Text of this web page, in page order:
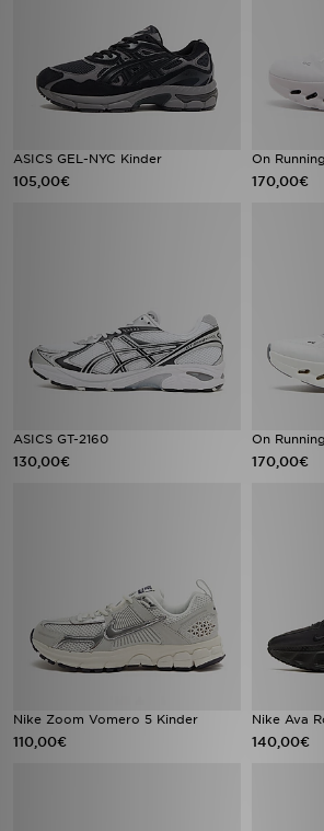
ASICS GEL-NYC Kinder
105,00€
On
170,00€
ASICS GT-2160
130,00€
On
170,00€
Nike Zoom Vomero 5 Kinder
110,00€
Nike Ava
140,00€